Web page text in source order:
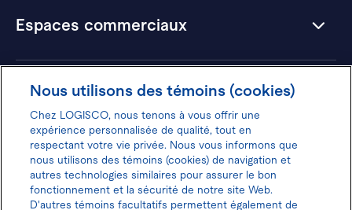
Espaces commerciaux
Hôtels
Donnez votre avis pour gagner 100$
Nous utilisons des témoins (cookies)
Chez LOGISCO, nous tenons à vous offrir une
expérience personnalisée de qualité, tout en
respectant votre vie privée. Nous vous informons que
nous utilisons des témoins (cookies) de navigation et
autres technologies similaires pour assurer le bon
fonctionnement et la sécurité de notre site Web.
D'autres témoins facultatifs permettent également de